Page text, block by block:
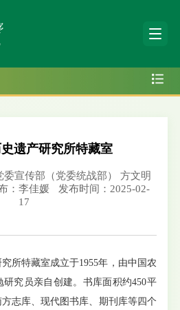
遗产研究所特藏室
宣传部（党委统战部） 方文明
：李佳媛
发布时间：2025-02-
17
所特藏室成立于1955年，由中国农
究员亲自创建。书库面积约450平
志库、现代图书库、期刊库等四个